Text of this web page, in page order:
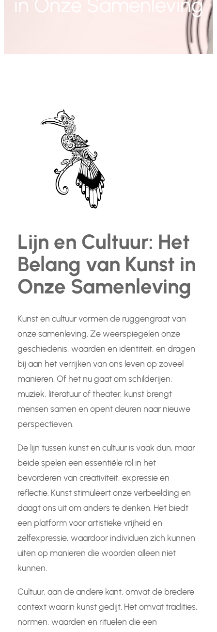
Lijn en Cultuur: Het
Belang van Kunst in
Onze Samenleving
Kunst en cultuur vormen de ruggengraat van
onze samenleving. Ze weerspiegelen onze
geschiedenis, waarden en identiteit, en dragen
bij aan het verrijken van ons leven op zoveel
manieren. Of het nu gaat om schilderijen,
muziek, literatuur of theater, kunst brengt
mensen samen en opent deuren naar nieuwe
perspectieven.
De lijn tussen kunst en cultuur is vaak dun, maar
beide spelen een essentiële rol in het
bevorderen van creativiteit, expressie en
reflectie. Kunst stimuleert onze verbeelding en
daagt ons uit om anders te denken. Het biedt
een platform voor artistieke vrijheid en
zelfexpressie, waardoor individuen zich kunnen
uiten op manieren die woorden alleen niet
kunnen.
Cultuur, aan de andere kant, omvat de bredere
context waarin kunst gedijt. Het omvat tradities,
normen, waarden en rituelen die een